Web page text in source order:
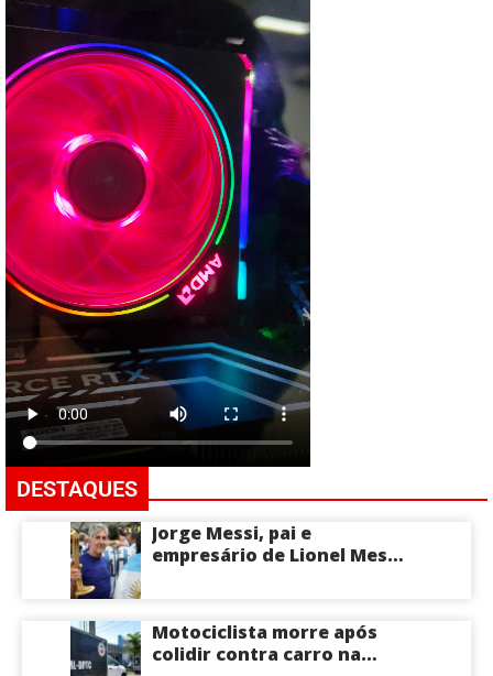
DESTAQUES
Jorge Messi, pai e
empresário de Lionel Messi,
Motociclista morre após
colidir contra carro na